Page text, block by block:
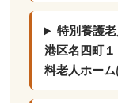
特別養護
港区名四町
料老人ホー